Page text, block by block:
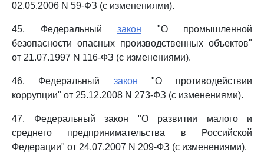
02.05.2006 N 59-ФЗ (с изменениями).
45. Федеральный закон "О промышленной
безопасности опасных производственных объектов"
от 21.07.1997 N 116-ФЗ (с изменениями).
46. Федеральный закон "О противодействии
коррупции" от 25.12.2008 N 273-ФЗ (с изменениями).
47. Федеральный закон "О развитии малого и
среднего предпринимательства в Российской
Федерации" от 24.07.2007 N 209-ФЗ (с изменениями).